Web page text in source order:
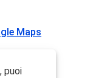
Maps
puoi